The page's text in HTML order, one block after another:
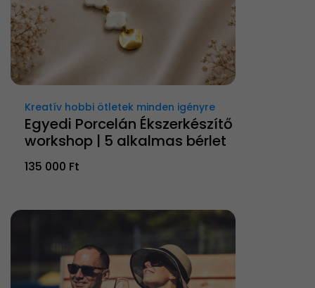
Kreatív hobbi ötletek minden igényre
Egyedi Porcelán Ékszerkészítő
workshop | 5 alkalmas bérlet
135 000 Ft